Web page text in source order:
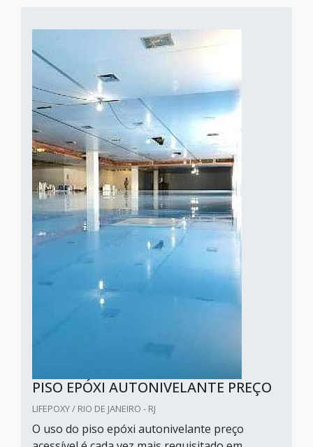
PISO EPÓXI AUTONIVELANTE PREÇO
LIFEPOXY / RIO DE JANEIRO - RJ
O uso do piso epóxi autonivelante preço